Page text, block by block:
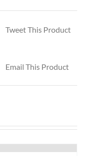
Tweet This Product
Email This Product